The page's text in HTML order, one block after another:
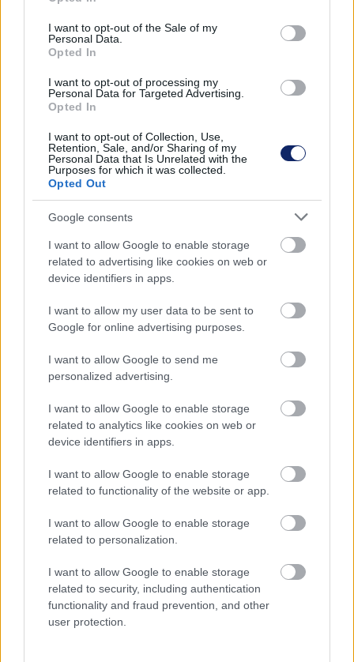
use your data for below specified purposes in below Google
consent section.
I want to opt-out of the Sale of my
Personal Data.
Opted In
I want to opt-out of processing my
Personal Data for Targeted Advertising.
Opted In
I want to opt-out of Collection, Use,
Retention, Sale, and/or Sharing of my
Personal Data that Is Unrelated with the
Purposes for which it was collected.
Opted Out
Google consents
I want to allow Google to enable storage
related to advertising like cookies on web or
device identifiers in apps.
I want to allow my user data to be sent to
Google for online advertising purposes.
I want to allow Google to send me
personalized advertising.
I want to allow Google to enable storage
related to analytics like cookies on web or
device identifiers in apps.
I want to allow Google to enable storage
related to functionality of the website or app.
I want to allow Google to enable storage
related to personalization.
I want to allow Google to enable storage
related to security, including authentication
functionality and fraud prevention, and other
user protection.
gyakran a modern technológiák segítségével tárhatók fel,
amelyek az archeológusok, építészek és mérnökök munkáját
is nagyban megkönnyítik.
Mit tudnak az igazán modern sütők?
Aki szeret a konyhában tenni-venni, az bizonyára egyetért
azzal az állítással, miszerint a minőségi alapanyagok a
lényeges az is, milyen eszközökkel dolgozunk.